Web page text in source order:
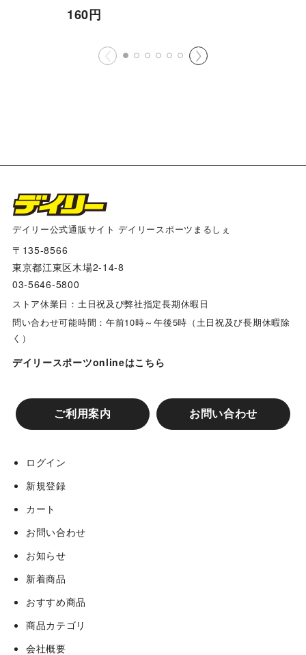
160円
デイリー公式通販サイト デイリースポーツまるしぇ
〒135-8566
東京都江東区木場2-14-8
03-5646-5800
ストア休業日：土日祝及び弊社指定長期休暇日
問い合わせ可能時間：午前10時～午後5時（土日祝及び長期休暇除
く）
デイリースポーツonlineはこちら
ご利用案内 お問い合わせ
ログイン
新規登録
カート
お問い合わせ
お知らせ
新着商品
おすすめ商品
商品カテゴリ
会社概要